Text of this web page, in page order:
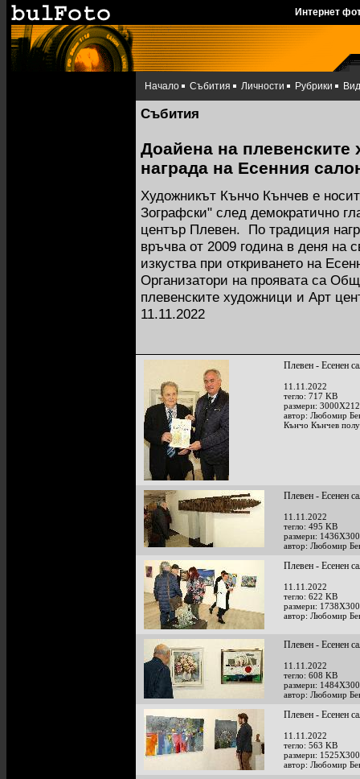
Интернет
Начало Събития Личности Рубрики
Събития
Доайена на плевенските
награда на Есенния
Художникът Кънчо Кънчев е
Зографски" след демократично
център Плевен. По традиция
връчва от 2009 година в деня на
изкуства при откриването на
Организатори на проявата са
плевенските художници и Арт
11.11.2022
Плевен - Есенен
11.11.2022
тегло: 717 KB
размери:
автор: Любомир
Кънчо Кънчев
Плевен - Есенен
11.11.2022
тегло: 495 KB
размери:
автор: Любомир
Плевен - Есенен
11.11.2022
тегло: 622 KB
размери:
автор: Любомир
Плевен - Есенен
11.11.2022
тегло: 608 KB
размери:
автор: Любомир
Плевен - Есенен
11.11.2022
тегло: 563 KB
размери:
автор: Любомир